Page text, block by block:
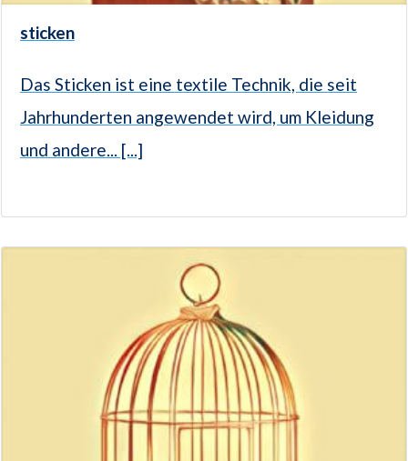
sticken
Das Sticken ist eine textile Technik, die seit
Jahrhunderten angewendet wird, um Kleidung
und andere... [...]